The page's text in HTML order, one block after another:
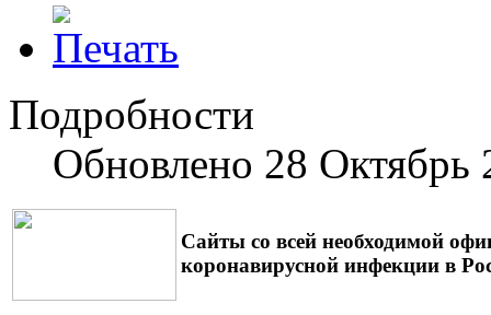
Подробности
Обновлено 28 Октябрь
Сайты со всей необходимой
коронавирусной инфекции в